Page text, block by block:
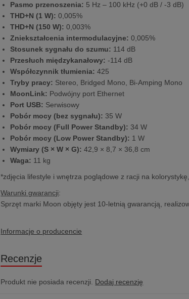
Pasmo przenoszenia: 5 Hz – 100 kHz (+0 dB / -3 dB)
THD+N (1 W): 0,005%
THD+N (150 W): 0,003%
Zniekształcenia intermodulacyjne: 0,005%
Stosunek sygnału do szumu: 114 dB
Przesłuch międzykanałowy: -114 dB
Współczynnik tłumienia: 425
Tryby pracy: Stereo, Bridged Mono, Bi-Amping Mono
MoonLink: Podwójny port Ethernet
Port USB: Serwisowy
Pobór mocy (bez sygnału): 35 W
Pobór mocy (Full Power Standby): 34 W
Pobór mocy (Low Power Standby): 1 W
Wymiary (S × W × G): 42,9 × 8,7 × 36,8 cm
Waga: 11 kg
*zdjęcia lifestyle i wnętrza poglądowe z racji na
Warunki gwarancji:
Sprzęt marki Moon objęty jest 10-letnią gwarancją,
Informacje o producencie
Recenzje
Produkt nie posiada recenzji. Dodaj recenzję